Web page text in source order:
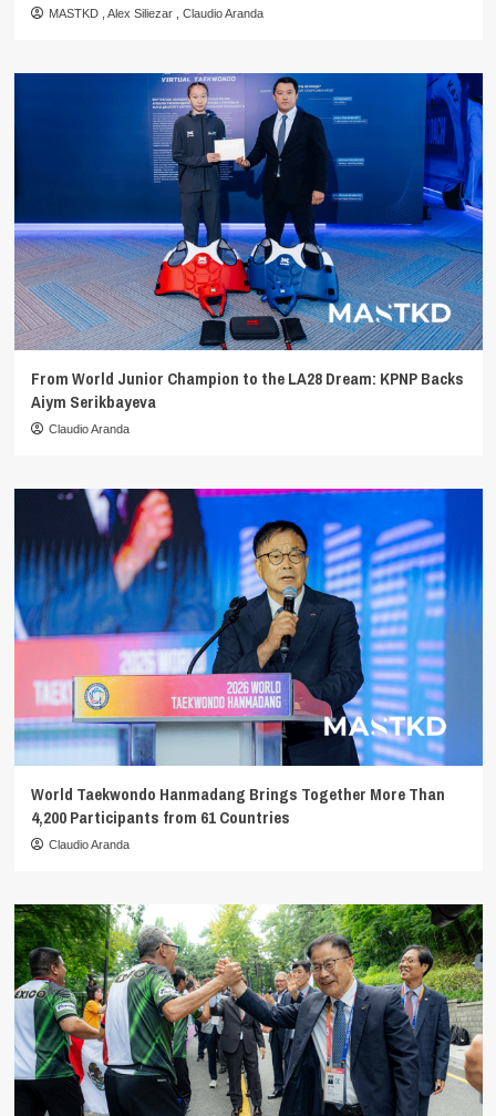
MASTKD Alex Siliezar Claudio Aranda
From World Junior Champion to the LA28 Dream: KPNP Backs
Aiym Serikbayeva
Claudio Aranda
World Taekwondo Hanmadang Brings Together More Than
4,200 Participants from 61 Countries
Claudio Aranda